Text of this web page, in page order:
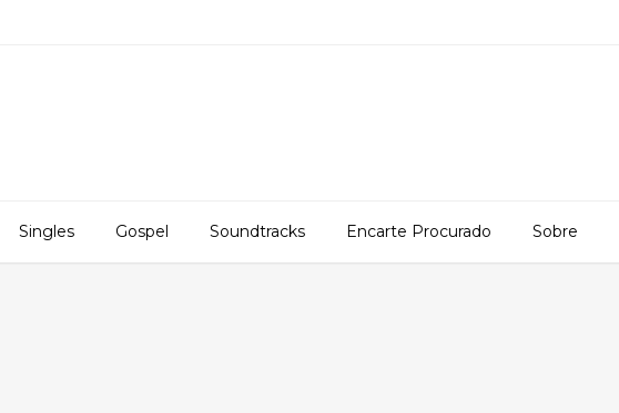
Singles Gospel Soundtracks Encarte Procurado Sobre